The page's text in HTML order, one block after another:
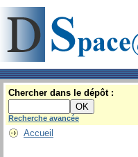
Chercher dans le dépôt :
Recherche avancée
Accueil